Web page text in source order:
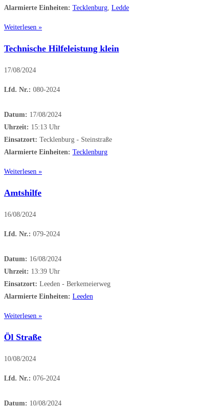
Alarmierte Einheiten: Tecklenburg, Ledde
Weiterlesen »
Technische Hilfeleistung klein
17/08/2024
Lfd. Nr.: 080-2024
Datum: 17/08/2024
Uhrzeit: 15:13 Uhr
Einsatzort: Tecklenburg - Steinstraße
Alarmierte Einheiten: Tecklenburg
Weiterlesen »
Amtshilfe
16/08/2024
Lfd. Nr.: 079-2024
Datum: 16/08/2024
Uhrzeit: 13:39 Uhr
Einsatzort: Leeden - Berkemeierweg
Alarmierte Einheiten: Leeden
Weiterlesen »
Öl Straße
10/08/2024
Lfd. Nr.: 076-2024
Datum: 10/08/2024